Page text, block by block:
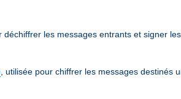
déchiffrer les messages entrants et signer
, utilisée pour chiffrer les messages